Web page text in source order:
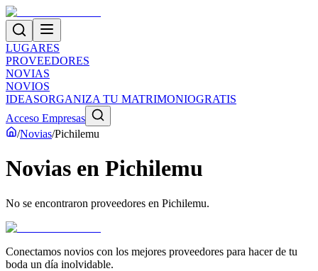
LUGARES
PROVEEDORES
NOVIAS
NOVIOS
IDEASORGANIZA TU MATRIMONIOGRATIS
Acceso Empresas
/Novias/Pichilemu
Novias en Pichilemu
No se encontraron proveedores en Pichilemu.
Conectamos novios con los mejores proveedores para hacer de tu
boda un día inolvidable.